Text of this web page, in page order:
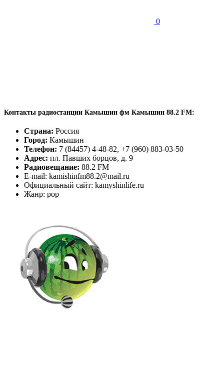
0
Контакты радиостанции Камышин фм Камышин 88.2 FM:
Страна: Россия
Город: Камышин
Телефон: 7 (84457) 4-48-82, +7 (960) 883-03-50
Адрес: пл. Павших борцов, д. 9
Радиовещание: 88.2 FM
E-mail: kamishinfm88.2@mail.ru
Официальный сайт: kamyshinlife.ru
Жанр: pop